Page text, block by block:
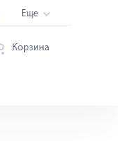
Еще
Корзина